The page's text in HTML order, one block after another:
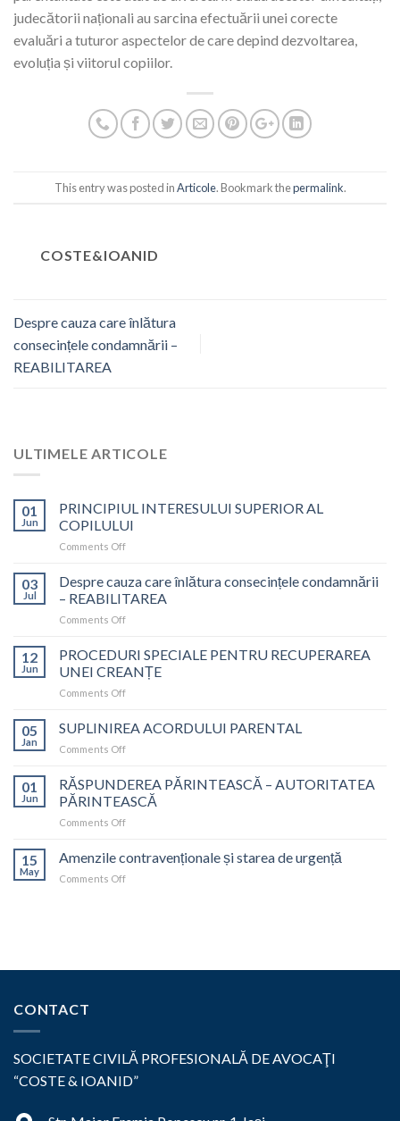
judecătorii naționali au sarcina efectuării unei corecte
evaluări a tuturor aspectelor de care depind dezvoltarea,
evoluția și viitorul copiilor.
This entry was posted inArticole. Bookmark thepermalink.
COSTE&IOANID
Despre cauza care înlătura
consecințele condamnării –
REABILITAREA
ULTIMELE ARTICOLE
01
Jun
PRINCIPIUL INTERESULUI SUPERIOR AL
COPILULUI
Comments Offon
INTERESULUI
AL
COPILULUI
03
Jul
Despre cauza care înlătura consecințele condamnării
– REABILITAREA
Comments Offon
cauza
care
înlătura
consecințele
–
12
Jun
PROCEDURI SPECIALE PENTRU RECUPERAREA
UNEI CREANȚE
Comments Offon
SPECIALE
CREANȚE
05
Jan
SUPLINIREA ACORDULUI PARENTAL
Comments Offon
ACORDULUI
PARENTAL
01
Jun
RĂSPUNDEREA PĂRINTEASCĂ – AUTORITATEA
PĂRINTEASCĂ
Comments Offon
PĂRINTEASCĂ
15
May
Amenzile contravenționale și starea de urgență
Comments Offon
urgență
CONTACT
SOCIETATE CIVILĂ PROFESIONALĂ DE AVOCAŢI
“COSTE & IOANID”